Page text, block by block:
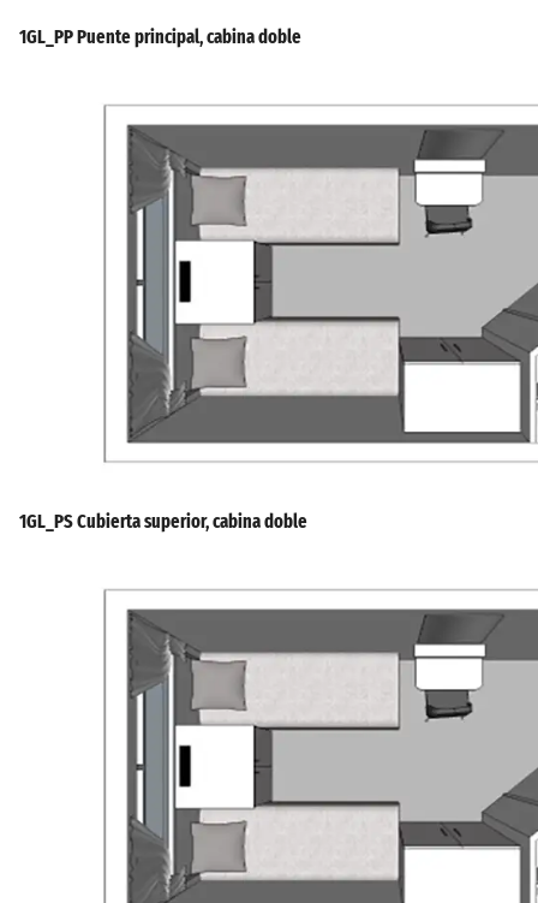
1GL_PP Puente principal, cabina doble
1GL_PS Cubierta superior, cabina doble